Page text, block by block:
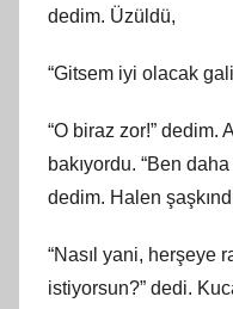
dedim. Üzüldü,
“Gitsem iyi olacak
“O biraz zor!” dedim.
bakıyordu. “Ben
dedim. Halen
“Nasıl yani, herşeye
istiyorsun?” dedi.